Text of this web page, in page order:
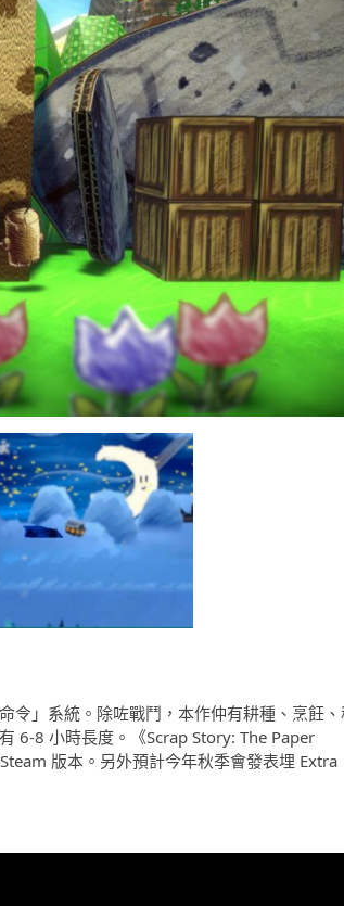
令」系統。除咗戰鬥，本作仲有耕種、烹飪
6-8 小時長度。《Scrap Story: The Paper
版本。另外預計今年秋季會發表埋 Extra